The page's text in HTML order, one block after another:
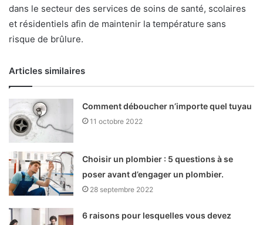
dans le secteur des services de soins de santé, scolaires
et résidentiels afin de maintenir la température sans
risque de brûlure.
Articles similaires
Comment déboucher n’importe quel tuyau
11 octobre 2022
Choisir un plombier : 5 questions à se
poser avant d’engager un plombier.
28 septembre 2022
6 raisons pour lesquelles vous devez